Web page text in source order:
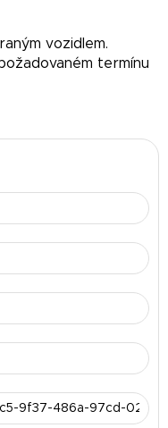
vozidlem.
termínu